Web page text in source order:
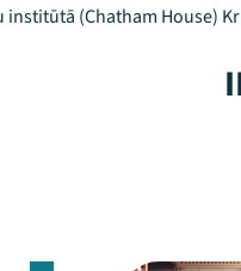
(Chatham House)